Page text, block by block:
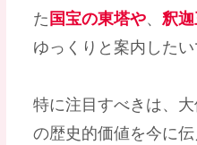
た 国宝の東塔や、 釈
ゆっくりと案内したい
特に注目すべきは、
の歴史的価値を今に